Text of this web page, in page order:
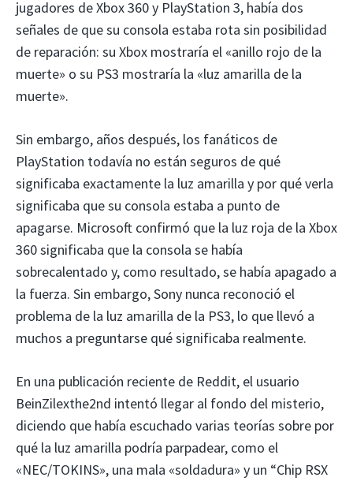
jugadores de Xbox 360 y PlayStation 3, había dos
señales de que su consola estaba rota sin posibilidad
de reparación: su Xbox mostraría el «anillo rojo de la
muerte» o su PS3 mostraría la «luz amarilla de la
muerte».
Sin embargo, años después, los fanáticos de
PlayStation todavía no están seguros de qué
significaba exactamente la luz amarilla y por qué verla
significaba que su consola estaba a punto de
apagarse. Microsoft confirmó que la luz roja de la Xbox
360 significaba que la consola se había
sobrecalentado y, como resultado, se había apagado a
la fuerza. Sin embargo, Sony nunca reconoció el
problema de la luz amarilla de la PS3, lo que llevó a
muchos a preguntarse qué significaba realmente.
En una publicación reciente de Reddit, el usuario
BeinZilexthe2nd intentó llegar al fondo del misterio,
diciendo que había escuchado varias teorías sobre por
qué la luz amarilla podría parpadear, como el
«NEC/TOKINS», una mala «soldadura» y un “Chip RSX